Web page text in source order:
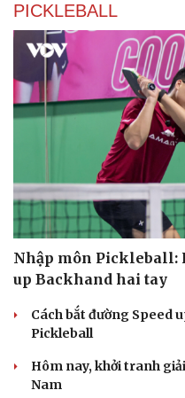
PICKLEBALL
Nhập môn Pickleball:
up Backhand hai tay
Cách bắt đường Speed
Pickleball
Hôm nay, khởi tranh
Nam